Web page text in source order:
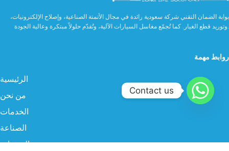
بوابة الضمان التقني شركة سعودية رائدة في مجال الأتمتة الصناعية، وإصلاح الإلكترونيات،
وتوريد قطع الغيار. كما تُجمّع مغاسل السيارات الآلية، وتُقدّم حلولاً مبتكرة وعالية الجودة.
روابط مهمة
الرئيسية
من نحن
الخدمات
الصناعة
المنتجات
Contact us